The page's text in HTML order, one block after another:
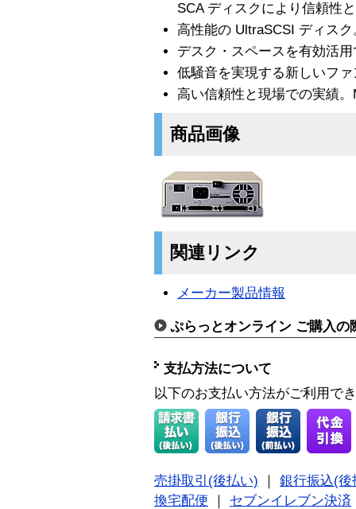
SCA ディスクにより信頼性
高性能の UltraSCSI ディスク
デスク・スペースを有効活
低騒音を実現する新しいフ
高い信頼性と現場での実績
商品画像
関連リンク
メーカー製品情報
ぷらっとオンライン ご購入の
支払方法について
以下のお支払い方法がご利用で
売掛取引(後払い) ｜ 銀行振込(後
換宅配便 ｜ セブンイレブン決済